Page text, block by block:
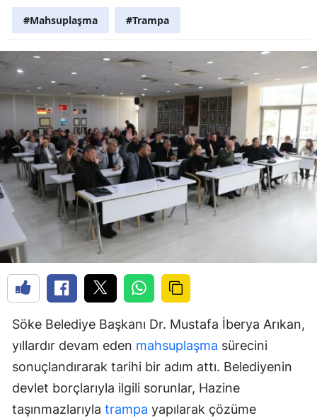
#Mahsuplaşma #Trampa
Söke Belediye Başkanı Dr. Mustafa İberya Arıkan,
yıllardır devam eden mahsuplaşma sürecini
sonuçlandırarak tarihi bir adım attı. Belediyenin
devlet borçlarıyla ilgili sorunlar, Hazine
taşınmazlarıyla trampa yapılarak çözüme